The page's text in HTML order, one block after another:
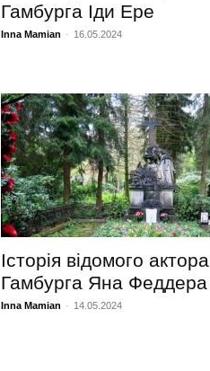
Гамбурга Іди Ере
Inna Mamian - 16.05.2024
Історія відомого актора
Гамбурга Яна Феддера
Inna Mamian - 14.05.2024